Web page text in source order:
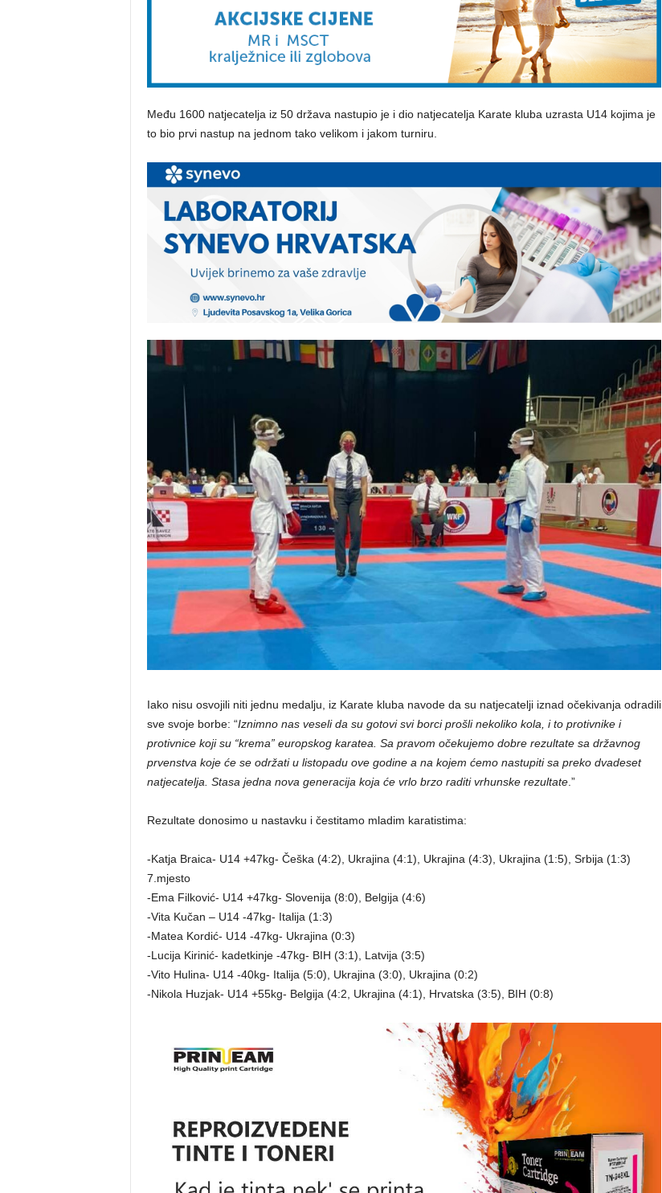
Među 1600 natjecatelja iz 50 država nastupio je i dio natjecatelja Karate kluba uzrasta U14 kojima je
to bio prvi nastup na jednom tako velikom i jakom turniru.
Iako nisu osvojili niti jednu medalju, iz Karate kluba navode da su natjecatelji iznad očekivanja odradili
sve svoje borbe: “Iznimno nas veseli da su gotovi svi borci prošli nekoliko kola, i to protivnike i
protivnice koji su “krema” europskog karatea. Sa pravom očekujemo dobre rezultate sa državnog
prvenstva koje će se održati u listopadu ove godine a na kojem ćemo nastupiti sa preko dvadeset
natjecatelja. Stasa jedna nova generacija koja će vrlo brzo raditi vrhunske rezultate.”
Rezultate donosimo u nastavku i čestitamo mladim karatistima:
-Katja Braica- U14 +47kg- Češka (4:2), Ukrajina (4:1), Ukrajina (4:3), Ukrajina (1:5), Srbija (1:3)
7.mjesto
-Ema Filković- U14 +47kg- Slovenija (8:0), Belgija (4:6)
-Vita Kučan – U14 -47kg- Italija (1:3)
-Matea Kordić- U14 -47kg- Ukrajina (0:3)
-Lucija Kirinić- kadetkinje -47kg- BIH (3:1), Latvija (3:5)
-Vito Hulina- U14 -40kg- Italija (5:0), Ukrajina (3:0), Ukrajina (0:2)
-Nikola Huzjak- U14 +55kg- Belgija (4:2, Ukrajina (4:1), Hrvatska (3:5), BIH (0:8)